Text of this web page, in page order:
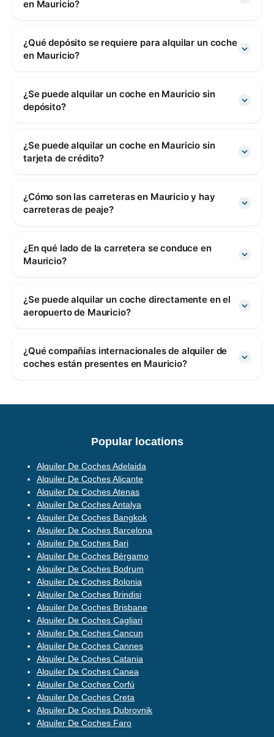
en Mauricio?
¿Qué depósito se requiere para alquilar un coche
en Mauricio?
¿Se puede alquilar un coche en Mauricio sin
depósito?
¿Se puede alquilar un coche en Mauricio sin
tarjeta de crédito?
¿Cómo son las carreteras en Mauricio y hay
carreteras de peaje?
¿En qué lado de la carretera se conduce en
Mauricio?
¿Se puede alquilar un coche directamente en el
aeropuerto de Mauricio?
¿Qué compañías internacionales de alquiler de
coches están presentes en Mauricio?
Popular locations
Alquiler De Coches Adelaida
Alquiler De Coches Alicante
Alquiler De Coches Atenas
Alquiler De Coches Antalya
Alquiler De Coches Bangkok
Alquiler De Coches Barcelona
Alquiler De Coches Bari
Alquiler De Coches Bérgamo
Alquiler De Coches Bodrum
Alquiler De Coches Bolonia
Alquiler De Coches Brindisi
Alquiler De Coches Brisbane
Alquiler De Coches Cagliari
Alquiler De Coches Cancun
Alquiler De Coches Cannes
Alquiler De Coches Catania
Alquiler De Coches Canea
Alquiler De Coches Corfú
Alquiler De Coches Creta
Alquiler De Coches Dubrovnik
Alquiler De Coches Faro